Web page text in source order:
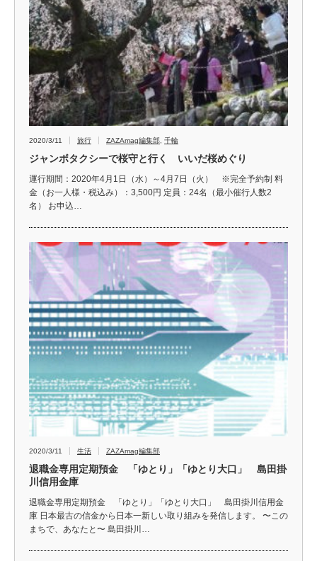
2020/3/11 旅行 ZAZAmag編集部 千輪
ジャンボタクシーで桜守と行く いいだ桜めぐり
運行期間：2020年4月1日（水）～4月7日（火） ※完全予約制 料
金（お一人様・税込み）：3,500円 定員：24名（最小催行人数2
名） お申込…
2020/3/11 生活 ZAZAmag編集部
退職金専用定期預金 「ゆとり」「ゆとり大口」 島田掛
川信用金庫
退職金専用定期預金 「ゆとり」「ゆとり大口」 島田掛川信用金
庫 日本最古の信金から日本一新しい取り組みを発信します。 〜この
まちで、あなたと〜 島田掛川…